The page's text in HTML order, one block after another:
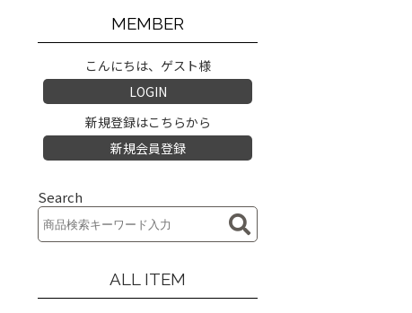
MEMBER
こんにちは、ゲスト様
LOGIN
新規登録はこちらから
新規会員登録
Search
ALL ITEM